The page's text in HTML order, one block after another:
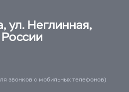
ул. Неглинная,
звонков с мобильных телефонов)